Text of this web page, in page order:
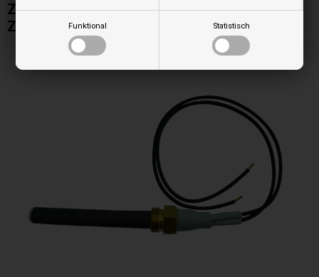
Funktional Statistisch
Zündkerze / Glühzünder (Keramisch) für Dal
ZottoPelletofen